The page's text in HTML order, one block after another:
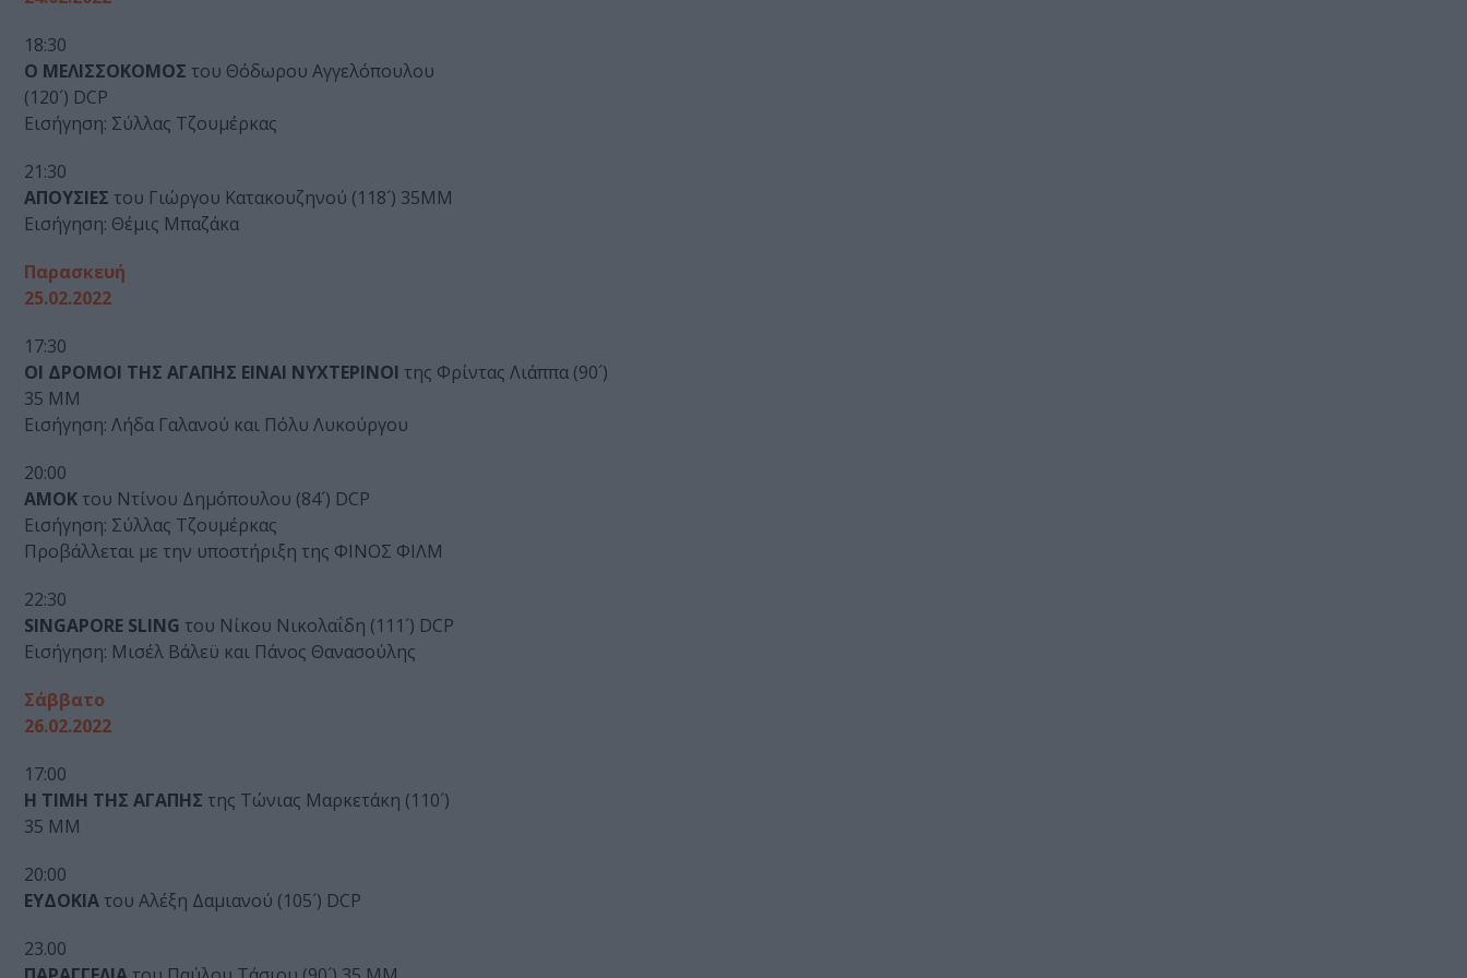
18:30
Ο ΜΕΛΙΣΣΟΚΟΜΟΣ του Θόδωρου Αγγελόπουλου
(120´) DCP
Εισήγηση: Σύλλας Τζουμέρκας
21:30
ΑΠΟΥΣΙΕΣ του Γιώργου Κατακουζηνού (118´) 35MM
Εισήγηση: Θέμις Μπαζάκα
Παρασκευή
25.02.2022
17:30
ΟΙ ΔΡΟΜΟΙ ΤΗΣ ΑΓΑΠΗΣ ΕΙΝΑΙ ΝΥΧΤΕΡΙΝΟΙ της Φρίντας Λιάππα (90´)
35 MM
Εισήγηση: Λήδα Γαλανού και Πόλυ Λυκούργου
20:00
ΑΜΟΚ του Ντίνου Δημόπουλου (84´) DCP
Εισήγηση: Σύλλας Τζουμέρκας
Προβάλλεται με την υποστήριξη της ΦΙΝΟΣ ΦΙΛΜ
22:30
SINGAPORE SLING του Νίκου Νικολαΐδη (111´) DCP
Εισήγηση: Μισέλ Βάλεϋ και Πάνος Θανασούλης
Σάββατο
26.02.2022
17:00
Η ΤΙΜΗ ΤΗΣ ΑΓΑΠΗΣ της Τώνιας Μαρκετάκη (110´)
35 MM
20:00
ΕΥΔΟΚΙΑ του Αλέξη Δαμιανού (105´) DCP
23.00